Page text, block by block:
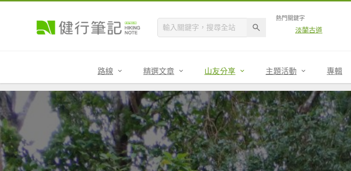
熱門關鍵字
淡蘭古道
路線 精選文章 山友分享 主題活動 專輯